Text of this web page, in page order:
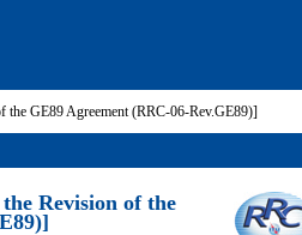
the GE89 Agreement (RRC-06-Rev.GE89)]
Revision of the